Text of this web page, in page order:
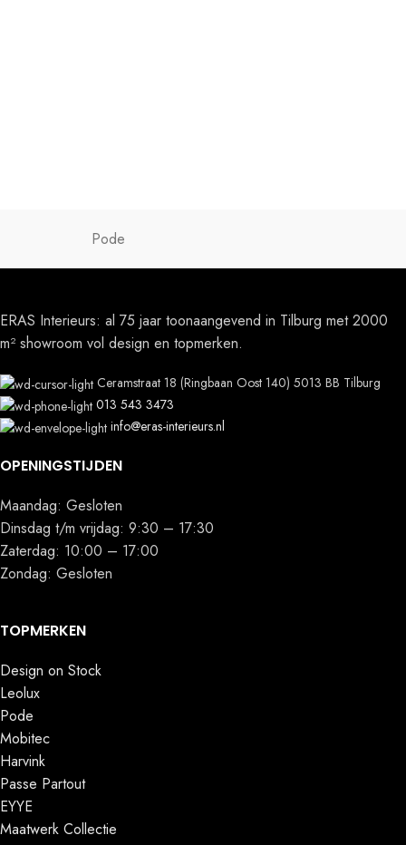
Pode
ERAS Interieurs: al 75 jaar toonaangevend in Tilburg met 2000
m² showroom vol design en topmerken.
Ceramstraat 18 (Ringbaan Oost 140) 5013 BB Tilburg
013 543 3473
info@eras-interieurs.nl
OPENINGSTIJDEN
Maandag: Gesloten
Dinsdag t/m vrijdag: 9:30 – 17:30
Zaterdag: 10:00 – 17:00
Zondag: Gesloten
TOPMERKEN
Design on Stock
Leolux
Pode
Mobitec
Harvink
Passe Partout
EYYE
Maatwerk Collectie